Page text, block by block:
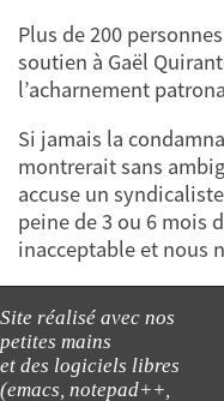
Plus de 200
soutien à Gaël
l’acharnement
Si jamais la
montrerait sans
accuse un
peine de 3 ou 6 mois
inacceptable et nous
Site réalisé avec nos
petites mains
et des logiciels libres
(emacs, notepad++,